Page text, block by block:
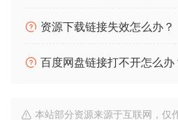
资源下载链接失效怎么办？
百度网盘链接打不开怎么办
本站部分资源来源于互联网，仅